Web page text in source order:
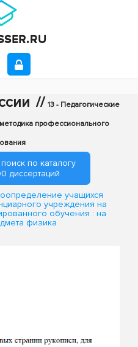
// 13 - Педагогические
профессионального
по каталогу
диссертаций
учащихся
учреждения на
обучения : на
физика